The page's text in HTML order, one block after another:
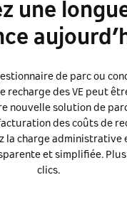
une
de parc ou
recharge des VE peut
nouvelle solution de
des coûts de
la charge administrative
et simplifiée.
clics.